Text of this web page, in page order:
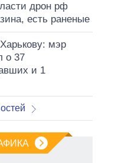
дрон рф
есть раненые
мэр
о 37
и 1